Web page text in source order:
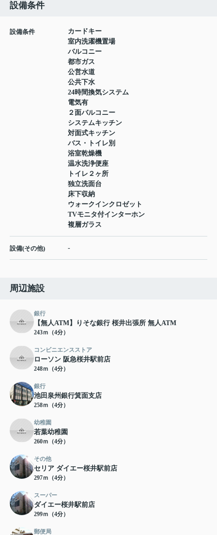
設備条件
設備条件
カードキー
室内洗濯機置場
バルコニー
都市ガス
公営水道
公共下水
24時間換気システム
電気有
２面バルコニー
システムキッチン
対面式キッチン
バス・トイレ別
浴室乾燥機
温水洗浄便座
トイレ２ヶ所
独立洗面台
床下収納
ウォークインクロゼット
TVモニタ付インターホン
複層ガラス
設備(その他) -
周辺施設
銀行
【無人ATM】りそな銀行 桜井出張所 無人ATM
243ｍ（4分）
コンビニエンスストア
ローソン 阪急桜井駅前店
248ｍ（4分）
銀行
池田泉州銀行箕面支店
258ｍ（4分）
幼稚園
若葉幼稚園
260ｍ（4分）
その他
セリア ダイエー桜井駅前店
297ｍ（4分）
スーパー
ダイエー桜井駅前店
299ｍ（4分）
郵便局